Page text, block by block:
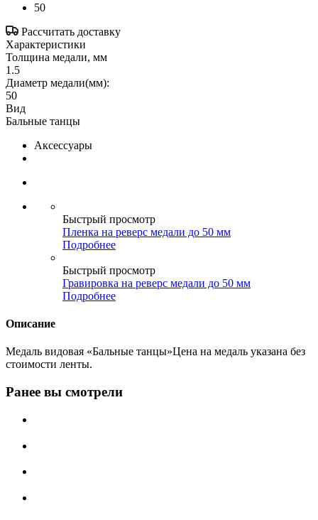
50
Рассчитать доставку
Характеристики
Толщина медали, мм
1.5
Диаметр медали(мм):
50
Вид
Бальные танцы
Аксессуары
Быстрый просмотр
Пленка на реверс медали до 50 мм
Подробнее
Быстрый просмотр
Гравировка на реверс медали до 50 мм
Подробнее
Описание
Медаль видовая «Бальные танцы»Цена на медаль указана без
стоимости ленты.
Ранее вы смотрели